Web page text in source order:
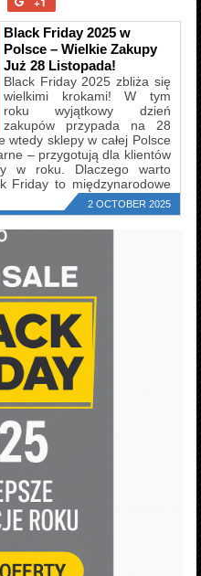
Black Friday 2025 w
Polsce – Wielkie Zakupy
Już 28 Listopada!
Black Friday 2025 zbliża się
wielkimi krokami! W tym
roku wyjątkowy dzień
zakupów przypada na 28
wtedy sklepy w całej Polsce
– przygotują dla klientów
w roku. Dlaczego warto
Friday to międzynarodowe
2 OCTOBER 2025